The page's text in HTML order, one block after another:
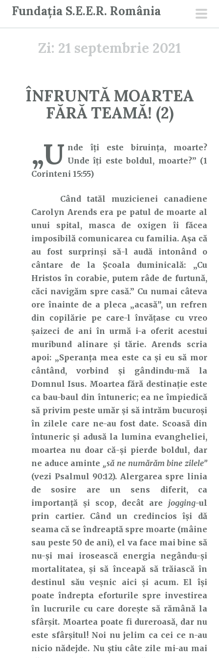
Fundația S.E.E.R. România
Zi: 21 septembrie 2021
ÎNFRUNTĂ MOARTEA
FĂRĂ TEAMĂ! (2)
„U nde îţi este biruinţa, moarte?
Unde îţi este boldul, moarte?” (1
Corinteni 15:55)
Când tatăl muzicienei canadiene
Carolyn Arends era pe patul de moarte al
unui spital, masca de oxigen îi făcea
imposibilă comunicarea cu familia. Așa că
au fost surprinși să-l audă intonând o
cântare de la Școala duminicală: „Cu
Hristos în corabie, putem râde de furtună,
căci navigăm spre casă.” Cu numai câteva
ore înainte de a pleca „acasă”, un refren
din copilărie pe care-l învățase cu vreo
șaizeci de ani în urmă i-a oferit acestui
muribund alinare și tărie. Arends scria
apoi: „Speranța mea este ca și eu să mor
cântând, vorbind și gândindu-mă la
Domnul Isus. Moartea fără destinație este
ca bau-baul din întuneric; ea ne împiedică
să privim peste umăr și să intrăm bucuroși
în zilele care ne-au fost date. Scoasă din
întuneric și adusă la lumina evangheliei,
moartea nu doar că-și pierde boldul, dar
ne aduce aminte „să ne numărăm bine zilele”
(vezi Psalmul 90:12). Alergarea spre linia
de sosire are un sens diferit, ca
importanță și scop, decât are jogging-ul
prin cartier. Când un credincios își dă
seama că se îndreaptă spre moarte (mâine
sau peste 50 de ani), el va face mai bine să
nu-și mai irosească energia negându-și
mortalitatea, și să înceapă să trăiască în
destinul său veșnic aici și acum. El își
poate îndrepta eforturile spre investirea
în lucrurile cu care dorește să rămână la
sfârșit. Moartea poate fi dureroasă, dar nu
este sfârșitul! Noi nu jelim ca cei ce n-au
nicio nădejde. Nu știu câte zile mi-au mai